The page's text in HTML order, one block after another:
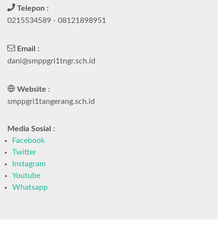
Telepon :
0215534589 - 08121898951
Email :
dani@smppgri1tngr.sch.id
Website :
smppgri1tangerang.sch.id
Media Sosial :
Facebook
Twitter
Instagram
Youtube
Whatsapp